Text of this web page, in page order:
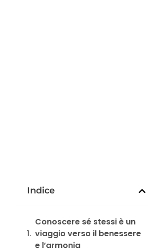
Indice
Conoscere sé stessi è un
viaggio verso il benessere
e l’armonia